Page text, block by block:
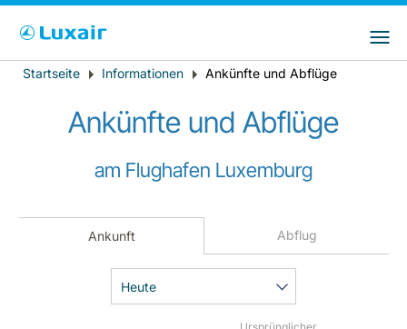
und Ihre bevorzugte Sprache
Deutsch
Breadcrumb
Startseite Informationen Ankünfte und Abflüge
Ankünfte und Abflüge
am Flughafen Luxemburg
Ankunft Abflug
Heute